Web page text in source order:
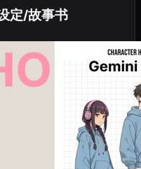
定/故事书